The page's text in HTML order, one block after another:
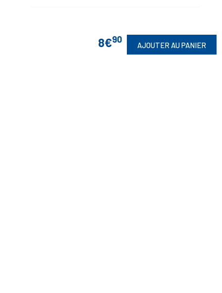
8€90
AJOUTER AU PANIER
Suivez-Nous